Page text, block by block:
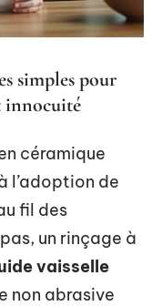
simples pour
innocuité
céramique
l’adoption de
fil des
un rinçage à
vaisselle
non abrasive